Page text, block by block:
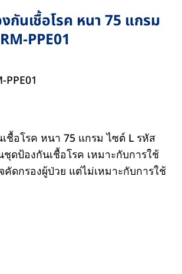
กันเชื้อโรค หนา 75 แกรม
PPE01
ชื้อโรค หนา 75 แกรม ไซต์ L รหัส
ชุดป้องกันเชื้อโรค เหมาะกับการใช้
คัดกรองผู้ป่วย แต่ไม่เหมาะกับการใช้